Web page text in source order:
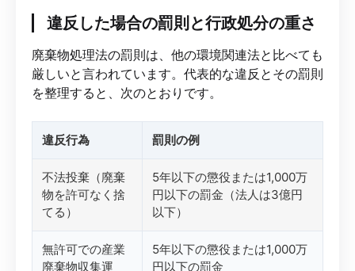
違反した場合の罰則と行政処分の重さ
廃棄物処理法の罰則は、他の環境関連法と比べても
厳しいと言われています。代表的な違反とその罰則
を整理すると、次のとおりです。
違反行為 罰則の例
不法投棄（廃棄
物を許可なく捨
てる）
5年以下の懲役または1,000万
円以下の罰金（法人は3億円
以下）
無許可での産業
廃棄物収集運
5年以下の懲役または1,000万
円以下の罰金